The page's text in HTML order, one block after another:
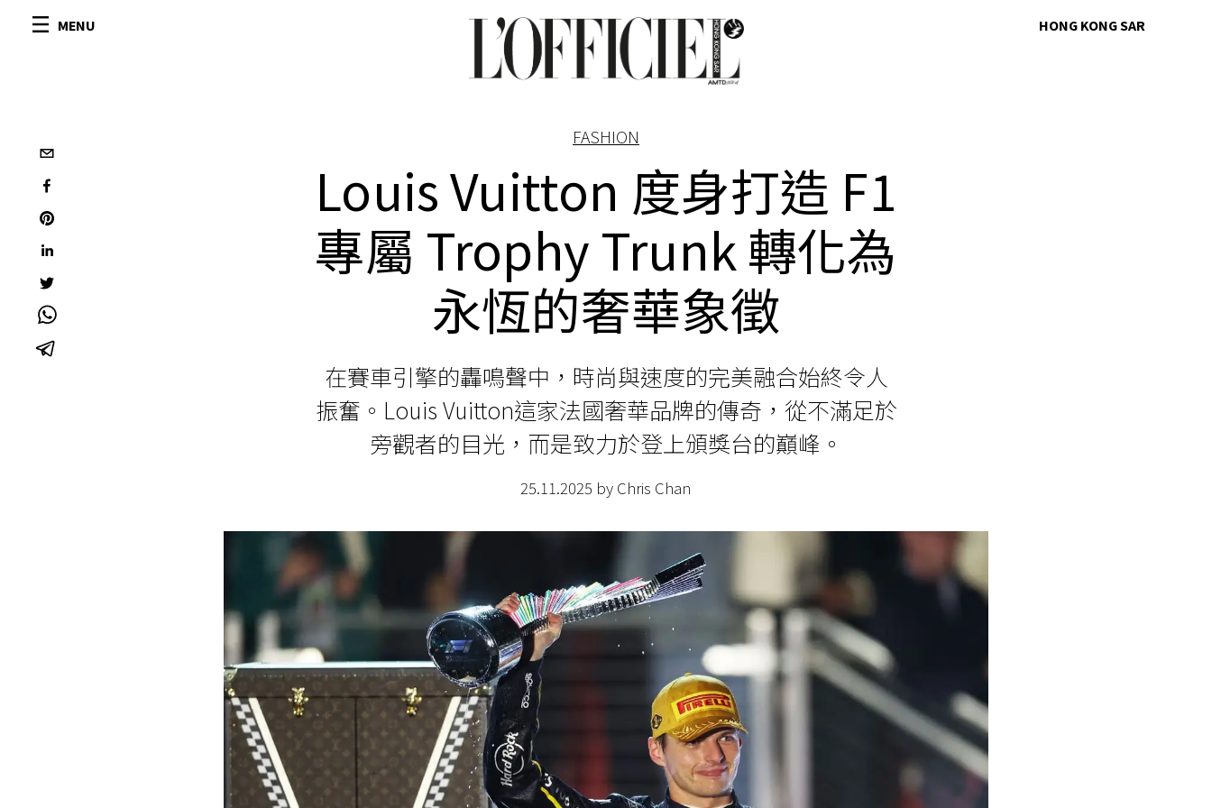
MENU HONG KONG SAR
FASHION
Louis Vuitton 度身打造 F1
專屬 Trophy Trunk 轉化為
永恆的奢華象徵
在賽車引擎的轟鳴聲中，時尚與速度的完美融合始終令人
振奮。Louis Vuitton這家法國奢華品牌的傳奇，從不滿足於
旁觀者的目光，而是致力於登上頒獎台的巔峰。
25.11.2025 by Chris Chan